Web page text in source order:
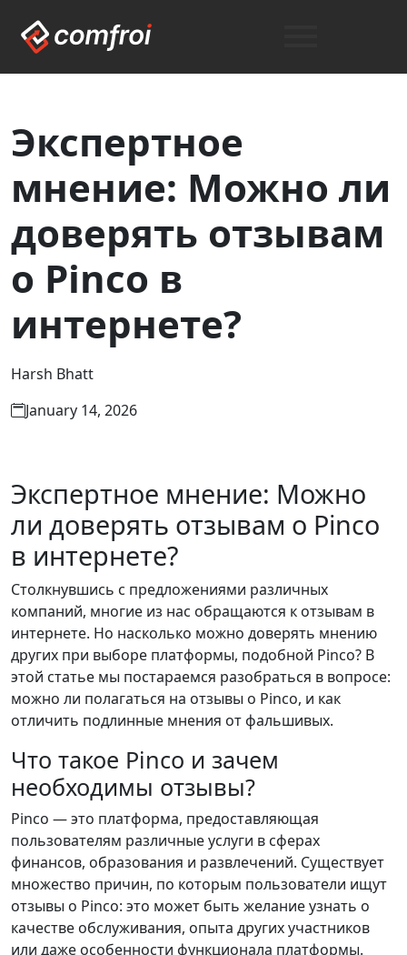
Экспертное
мнение: Можно ли
доверять отзывам
о Pinco в
интернете?
Harsh Bhatt
January 14, 2026
Экспертное мнение: Можно
ли доверять отзывам о Pinco
в интернете?
Столкнувшись с предложениями различных
компаний, многие из нас обращаются к отзывам в
интернете. Но насколько можно доверять мнению
других при выборе платформы, подобной Pinco? В
этой статье мы постараемся разобраться в вопросе:
можно ли полагаться на отзывы о Pinco, и как
отличить подлинные мнения от фальшивых.
Что такое Pinco и зачем
необходимы отзывы?
Pinco — это платформа, предоставляющая
пользователям различные услуги в сферах
финансов, образования и развлечений. Существует
множество причин, по которым пользователи ищут
отзывы о Pinco: это может быть желание узнать о
качестве обслуживания, опыта других участников
или даже особенности функционала платформы.